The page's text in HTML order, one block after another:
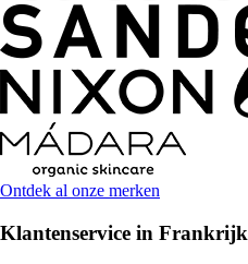
Ontdek al onze merken
Klantenservice in Frankrijk